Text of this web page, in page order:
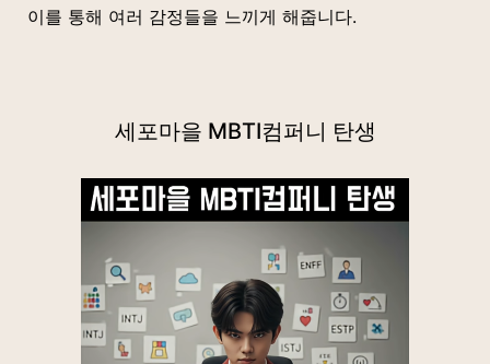
이를 통해 여러 감정들을 느끼게 해줍니다.
세포마을 MBTI컴퍼니 탄생